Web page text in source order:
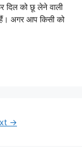
दिल को छू लेने वाली
हैं। अगर आप किसी को
→